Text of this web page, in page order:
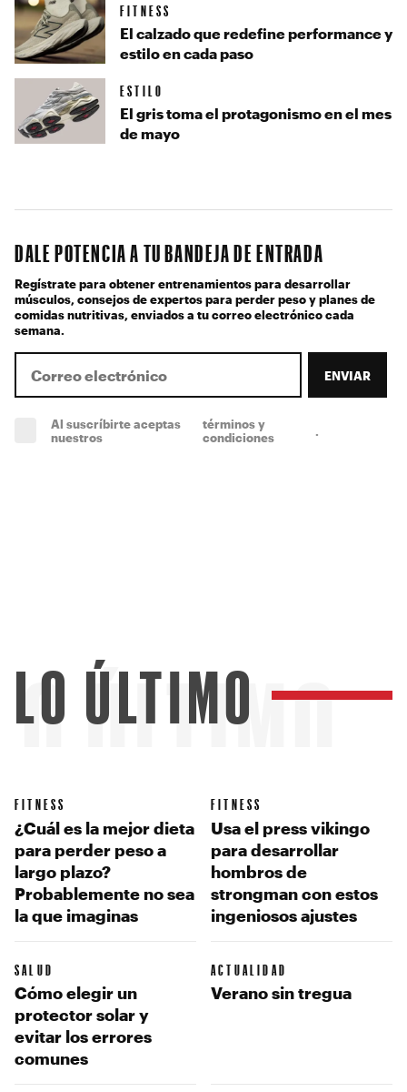
FITNESS
El calzado que redefine performance y
estilo en cada paso
ESTILO
El gris toma el protagonismo en el mes
de mayo
DALE POTENCIA A TU BANDEJA DE ENTRADA
Regístrate para obtener entrenamientos para desarrollar
músculos, consejos de expertos para perder peso y planes de
comidas nutritivas, enviados a tu correo electrónico cada
semana.
ENVIAR
Al suscríbirte aceptas
nuestros
términos y
condiciones
ÚLTIMO
LO ÚLTIMO
FITNESS
¿Cuál es la mejor dieta
para perder peso a
largo plazo?
Probablemente no sea
la que imaginas
FITNESS
Usa el press vikingo
para desarrollar
hombros de
strongman con estos
ingeniosos ajustes
SALUD
Cómo elegir un
protector solar y
evitar los errores
comunes
ACTUALIDAD
Verano sin tregua